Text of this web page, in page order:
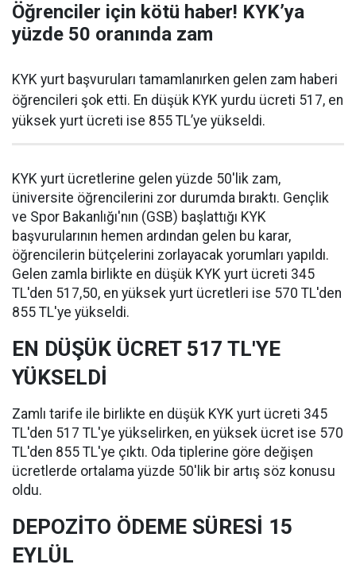
Öğrenciler için kötü haber! KYK’ya
yüzde 50 oranında zam
KYK yurt başvuruları tamamlanırken gelen zam haberi
öğrencileri şok etti. En düşük KYK yurdu ücreti 517, en
yüksek yurt ücreti ise 855 TL’ye yükseldi.
KYK yurt ücretlerine gelen yüzde 50'lik zam,
üniversite öğrencilerini zor durumda bıraktı. Gençlik
ve Spor Bakanlığı'nın (GSB) başlattığı KYK
başvurularının hemen ardından gelen bu karar,
öğrencilerin bütçelerini zorlayacak yorumları yapıldı.
Gelen zamla birlikte en düşük KYK yurt ücreti 345
TL'den 517,50, en yüksek yurt ücretleri ise 570 TL'den
855 TL'ye yükseldi.
EN DÜŞÜK ÜCRET 517 TL'YE
YÜKSELDİ
Zamlı tarife ile birlikte en düşük KYK yurt ücreti 345
TL'den 517 TL'ye yükselirken, en yüksek ücret ise 570
TL'den 855 TL'ye çıktı. Oda tiplerine göre değişen
ücretlerde ortalama yüzde 50'lik bir artış söz konusu
oldu.
DEPOZİTO ÖDEME SÜRESİ 15
EYLÜL